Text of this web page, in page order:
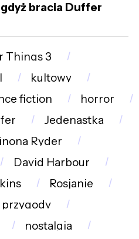
bracia Duffer
Things 3
kultowy
fiction
horror
Jedenastka
Ryder
David Harbour
Rosjanie
nostalgia